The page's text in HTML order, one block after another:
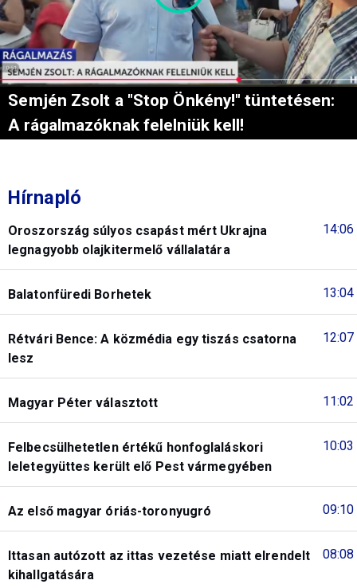
Semjén Zsolt a "Stop Önkény!" tüntetésen:
A rágalmazóknak felelniük kell!
Hírnapló
14:06
Oroszország súlyos csapást mért Ukrajna
legnagyobb olajkitermelő vállalatára
13:04
Balatonfüredi Borhetek
12:07
Rétvári Bence: A közmédia egy tiszás csatorna
lesz
11:02
Magyar Péter választott
10:03
Felbecsülhetetlen értékű honfoglaláskori
leletegyüttes került elő Pest vármegyében
09:10
Az első magyar óriás-toronyugró
08:08
Ittasan autózott az ittas vezetése miatt elrendelt
kihallgatására